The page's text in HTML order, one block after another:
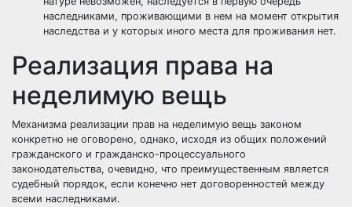
наследниками, проживающими в нем на момент открытия
наследства и у которых иного места для проживания нет.
Реализация права на
неделимую вещь
Механизма реализации прав на неделимую вещь законом
конкретно не оговорено, однако, исходя из общих положений
гражданского и гражданско-процессуального
законодательства, очевидно, что преимущественным является
судебный порядок, если конечно нет договоренностей между
всеми наследниками.